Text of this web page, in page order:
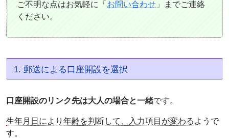
ご不明な点はお気軽に「 お問い合わせ 」までご連絡
ください。
1. 郵送による口座開設を選択
口座開設のリンク先は大人の場合と一緒です。
生年月日により年齢を判断して、入力項目が変わる ようで
す。